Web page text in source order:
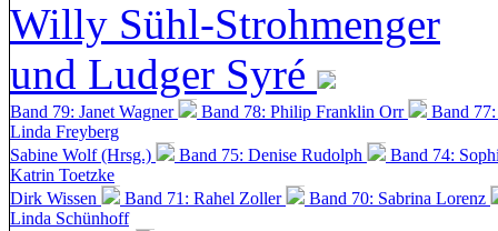
Willy Sühl-Strohmenger
und Ludger Syré
Band 79: Janet Wagner Band 78: Philip Franklin Orr
Band
Linda Freyberg
Sabine Wolf (Hrsg.)
Band 75: Denise Rudolph
Band 74:
Katrin Toetzke
Dirk Wissen
Band 71: Rahel Zoller
Band 70: Sabrina Lorenz
Linda Schünhoff